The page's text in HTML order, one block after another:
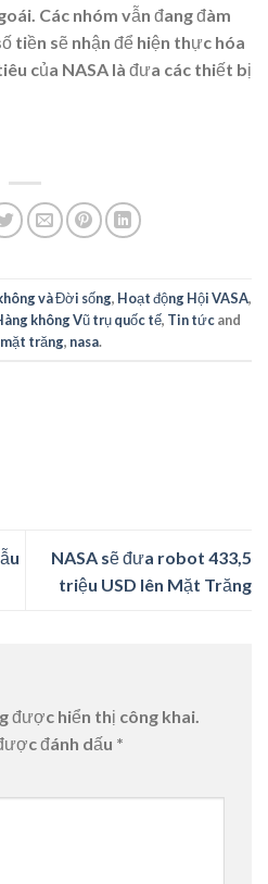
Các nhóm vẫn đang đàm
tiền sẽ nhận để hiện thực hóa
của NASA là đưa các thiết bị
và Đời sống, Hoạt động Hội VASA,
không Vũ trụ quốc tế, Tin tứcand
mặt trăng, nasa.
NASA sẽ đưa robot 433,5
triệu USD lên Mặt Trăng
được hiển thị công khai.
đánh dấu *